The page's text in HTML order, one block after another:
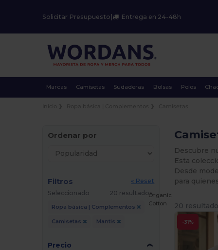
Solicitar Presupuesto Entrega en 24-48h
Marcas Camisetas Sudaderas Bolsas Polos
Ordenar por
Filtros
« Reset
Seleccionado
20 resultados.
Ropa básica | Complementos
Camisetas Mantis
Precio
Descubre
Esta
Desde
para
20
-31%
Organic
Cotton